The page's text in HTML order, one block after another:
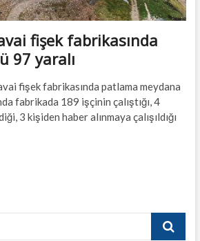
fişek fabrikasında
97 yaralı
fişek fabrikasında patlama meydana
fabrikada 189 işçinin çalıştığı, 4
3 kişiden haber alınmaya çalışıldığı
Search